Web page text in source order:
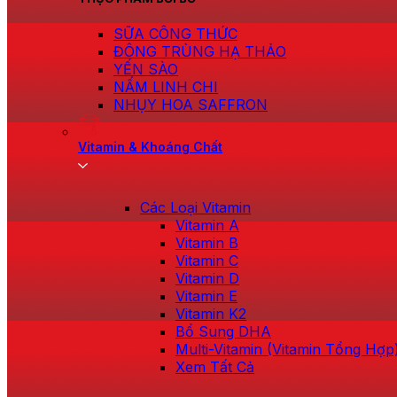
SỮA CÔNG THỨC
ĐÔNG TRÙNG HẠ THẢO
YẾN SÀO
NẤM LINH CHI
NHỤY HOA SAFFRON
Vitamin & Khoáng Chất
Các Loại Vitamin
Vitamin A
Vitamin B
Vitamin C
Vitamin D
Vitamin E
Vitamin K2
Bổ Sung DHA
Multi-Vitamin (Vitamin Tổng
Xem Tất Cả